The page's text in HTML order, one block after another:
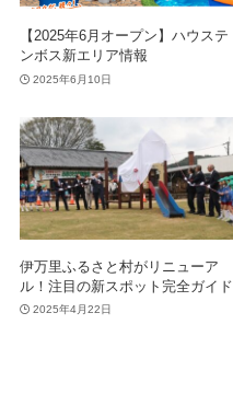
【2025年6月オープン】ハウステ
ンボス新エリア情報
2025年6月10日
伊万里ふるさと村がリニューア
ル！注目の新スポット完全ガイド
2025年4月22日